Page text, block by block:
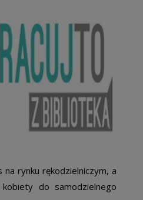
rynku rękodzielniczym, a
do samodzielnego